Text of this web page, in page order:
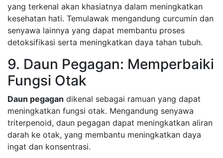
yang terkenal akan khasiatnya dalam meningkatkan
kesehatan hati. Temulawak mengandung curcumin dan
senyawa lainnya yang dapat membantu proses
detoksifikasi serta meningkatkan daya tahan tubuh.
9. Daun Pegagan: Memperbaiki
Fungsi Otak
Daun pegagan dikenal sebagai ramuan yang dapat
meningkatkan fungsi otak. Mengandung senyawa
triterpenoid, daun pegagan dapat meningkatkan aliran
darah ke otak, yang membantu meningkatkan daya
ingat dan konsentrasi.